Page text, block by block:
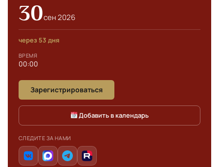
30сен 2026
через 53 дня
ВРЕМЯ
00:00
Зарегистрироваться
Добавить в календарь
СЛЕДИТЕ ЗА НАМИ